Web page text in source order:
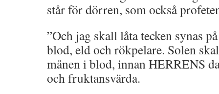
står för dörren, som också
”Och jag skall låta tecken synas
blod, eld och rökpelare. Solen
månen i blod, innan HERRENS
och fruktansvärda.